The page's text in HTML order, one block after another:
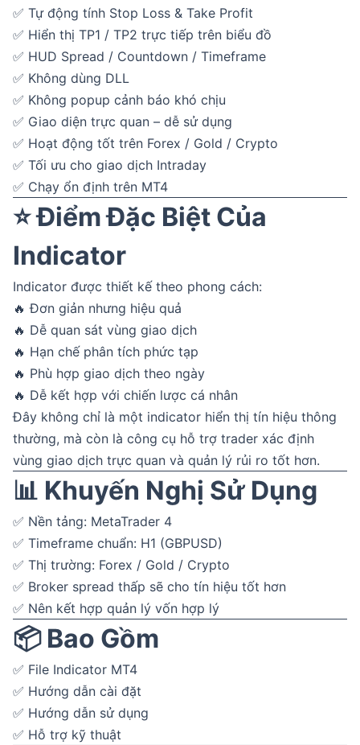
✅ Tự động tính Stop Loss & Take Profit
✅ Hiển thị TP1 / TP2 trực tiếp trên biểu đồ
✅ HUD Spread / Countdown / Timeframe
✅ Không dùng DLL
✅ Không popup cảnh báo khó chịu
✅ Giao diện trực quan – dễ sử dụng
✅ Hoạt động tốt trên Forex / Gold / Crypto
✅ Tối ưu cho giao dịch Intraday
✅ Chạy ổn định trên MT4
⭐ Điểm Đặc Biệt Của
Indicator
Indicator được thiết kế theo phong cách:
🔥 Đơn giản nhưng hiệu quả
🔥 Dễ quan sát vùng giao dịch
🔥 Hạn chế phân tích phức tạp
🔥 Phù hợp giao dịch theo ngày
🔥 Dễ kết hợp với chiến lược cá nhân
Đây không chỉ là một indicator hiển thị tín hiệu thông
thường, mà còn là công cụ hỗ trợ trader xác định
vùng giao dịch trực quan và quản lý rủi ro tốt hơn.
📊 Khuyến Nghị Sử Dụng
✅ Nền tảng: MetaTrader 4
✅ Timeframe chuẩn: H1 (GBPUSD)
✅ Thị trường: Forex / Gold / Crypto
✅ Broker spread thấp sẽ cho tín hiệu tốt hơn
✅ Nên kết hợp quản lý vốn hợp lý
📦 Bao Gồm
✅ File Indicator MT4
✅ Hướng dẫn cài đặt
✅ Hướng dẫn sử dụng
✅ Hỗ trợ kỹ thuật